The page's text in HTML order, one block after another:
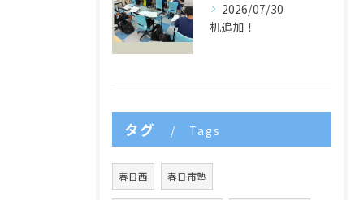
2026/07/30
机追加！
タグ Tags
春日西 春日市塾